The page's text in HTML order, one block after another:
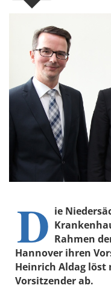
D ie
Rahmen
Hannover ihren
Heinrich Aldag löst
Vorsitzender ab.